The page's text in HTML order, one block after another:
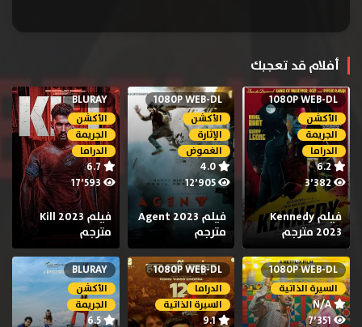
أفلام قد تعجبك
1080P WEB-DL
الأكشن
الجريمة
الدراما
6.2
فيلم Kennedy
2023 مترجم
1080P WEB-DL
الأكشن
الإثارة
الغموض
4.0
12٬905
فيلم Agent 2023
مترجم
BLURAY
الأكشن
الجريمة
الدراما
6.7
17٬593
فيلم Kill 2023
مترجم
1080P WEB-DL
السيرة الذاتية
N/A
7٬351
1080P WEB-DL
الدراما
السيرة الذاتية
9.1
BLURAY
الأكشن
الجريمة
6.5